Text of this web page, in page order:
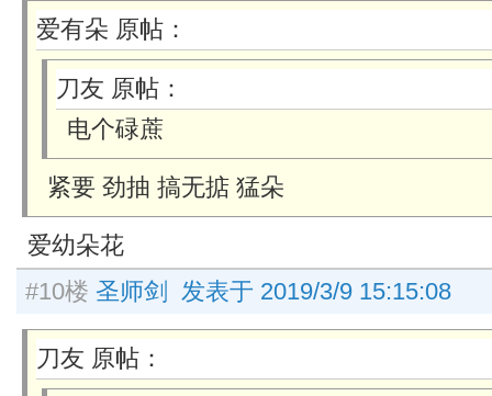
爱有朵 原帖：
刀友 原帖：
电个碌蔗
紧要 劲抽 搞无掂 猛朵
爱幼朵花
#10楼 圣师剑 发表于 2019/3/9 15:15:08
刀友 原帖：